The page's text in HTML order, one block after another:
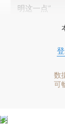
明这一点”
数
可